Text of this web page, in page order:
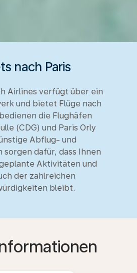
nach Paris
Airlines verfügt über ein
und bietet Flüge nach
die Flughäfen
(CDG) und Paris Orly
Abflug- und
dafür, dass Ihnen
Aktivitäten und
der zahlreichen
bleibt.